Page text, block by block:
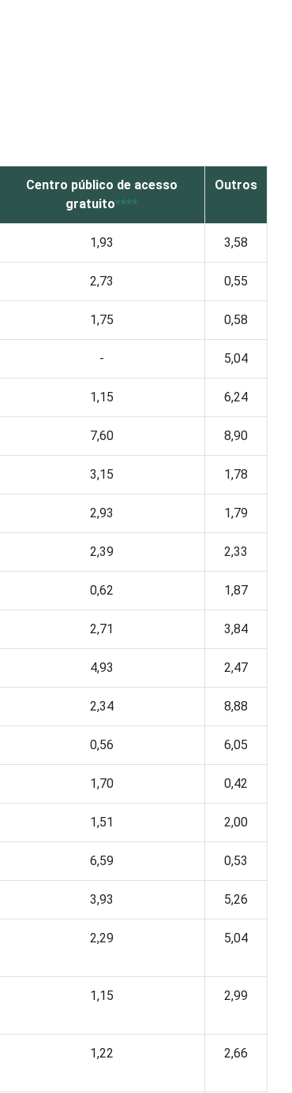
Centro público de acesso
gratuito****
Outros
1,93 3,58
2,73 0,55
1,75 0,58
- 5,04
1,15 6,24
7,60 8,90
3,15 1,78
2,93 1,79
2,39 2,33
0,62 1,87
2,71 3,84
4,93 2,47
2,34 8,88
0,56 6,05
1,70 0,42
1,51 2,00
6,59 0,53
3,93 5,26
2,29 5,04
1,15 2,99
1,22 2,66